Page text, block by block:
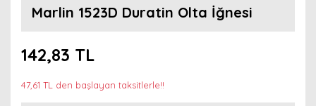
Marlin 1523D Duratin Olta İğnesi
142,83 TL
47,61 TL den başlayan taksitlerle!!